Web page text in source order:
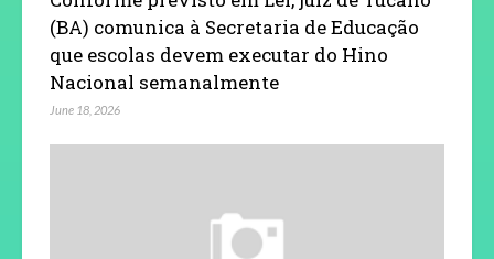
(BA) comunica à Secretaria de Educação
que escolas devem executar do Hino
Nacional semanalmente
June 18, 2026